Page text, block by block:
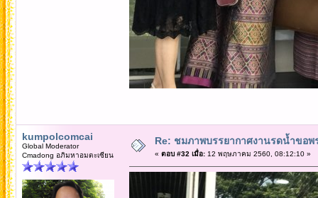
kumpolcomcai
Global Moderator
Cmadong อภิมหาอมตะเซียน
Re: ชมภาพบรรยากาศงานรดน้ำขอ
« ตอบ #32 เมื่อ:12 พฤษภาคม 2560, 08:12:10 »